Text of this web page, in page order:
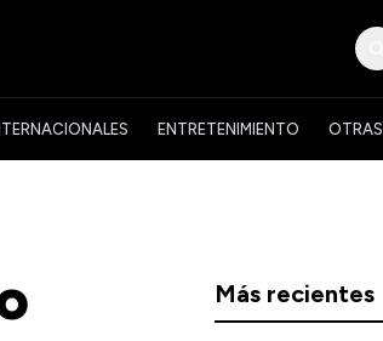
ENTRETENIMIENTO OTRAS
Más recientes